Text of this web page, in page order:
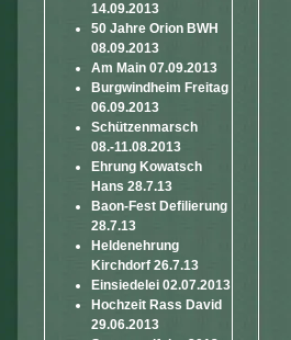
14.09.2013
50 Jahre Orion BWH
08.09.2013
Am Main 07.09.2013
Burgwindheim Freitag
06.09.2013
Schützenmarsch
08.-11.08.2013
Ehrung Kowatsch
Hans 28.7.13
Baon-Fest Defilierung
28.7.13
Heldenehrung
Kirchdorf 26.7.13
Einsiedelei 02.07.2013
Hochzeit Rass David
29.06.2013